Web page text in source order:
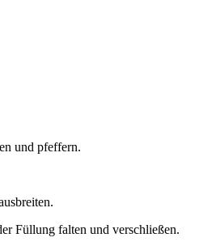
und pfeffern.
Füllung falten und verschließen.